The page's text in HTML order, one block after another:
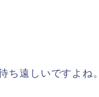
ち遠しいですよね。